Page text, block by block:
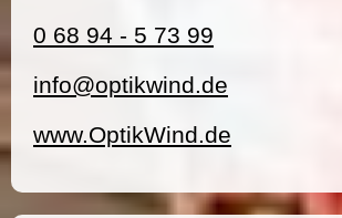
0 68 94 - 5 73 99
info@optikwind.de
www.OptikWind.de